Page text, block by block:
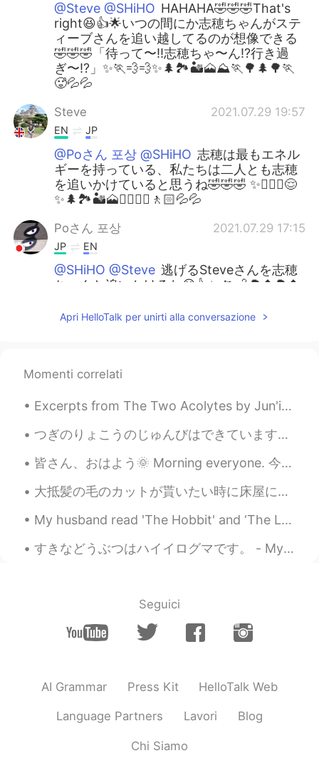
@Steve @SHiHO HAHAHA🤣🤣🤣That's
right😆👍🌟いつの間にか志穂ちゃんがステ
ィーブさんを追い越してるのが想像できる
🤣🤣🤣「待って〜‼️志穂ちゃ〜ん⁉️行き過
ぎ〜⁉️」✨🏃💨💨✨🌲🏞️🏜️🗻⛰️🏃🌳🌲🌳🏃
🥵💦💦
Steve 2021.07.29 19:57
EN JP
@Poさん 포상 @SHiHO 志穂は最もエネル
ギーを持っている、私たちは二人とも志穂
を追いかけていると思うね🤣🤣🤣 ✨🏃🏻‍♀️😌
✨🌲🏞️🏜️🗻⛰️🚶🏻‍♀️🚶🏻💦💦
Poさん 포상 2021.07.29 17:15
JP EN
@SHiHO @Steve 逃げるSteveさんを志穂
ちゃんと追いかけるね😄👍✨ 🏃💨🌳🌲🌳🌲
@Poさん 포상 @Steve
❤️❤️ 🌲🌿🕺💃🕺🌿🌲
Steve 2021.07.29 05:44
@SHiHO @Poさん 포상 クマいないよ😆 イ
ギリスで、あなたが見ることができる唯一
のものは、鳥や昆虫だ 歌はおなじみのよう
ですが、私は初めてそれを聞いたと確信し
歌だね😂😂😂 🌲🌿💃🕺💃🌿🌲
い🤣🤣🤣🤣
JP
行くんだ😂😂その設定面白い‼️🤣🤣🤣🤣🌳
Apri HelloTalk per unirti alla conversazione
Momenti correlati
Excerpts from The Two Acolytes by Jun'ichirō Tanizaki. Part 2 of 5. “If the world outside is an...
つぎのりょこうのじゅんびはできています。 - I am ready for the next trip. 😂🚗🏕 I completed my road trip with my daught...
皆さん、おはよう🌞 Morning everyone. 今日5月27日(水)です。 It’s Thursday the 27th of May today. 仕事のためにたくさんレポートを書...
大抵髪の毛のカットが貰いたい時に床屋に行くけど、コービッドのロックダウンが始めた時に私は息子の髪の毛をカットして始めてた Usually we go to the barber when we ...
My husband read 'The Hobbit' and ‘The Lord of the Rings’ books when he was in sixth grade. Since ...
すきなどうぶつはハイイログマです。 - My favorite animal is the Grizzly Bear. かれ-らはみりょく-てきです! - They are fascinati...
Seguici
AI Grammar Press Kit HelloTalk Web
Language Partners Lavori Blog
Chi Siamo